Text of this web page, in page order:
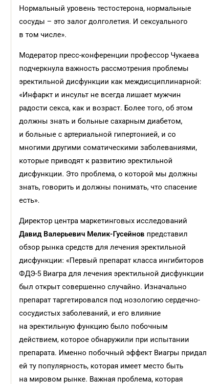
Нормальный уровень тестостерона, нормальные
сосуды – это залог долголетия. И сексуального
в том числе».
Модератор пресс-конференции профессор Чукаева
подчеркнула важность рассмотрения проблемы
эректильной дисфункции как междисциплинарной:
«Инфаркт и инсульт не всегда лишает мужчин
радости секса, как и возраст. Более того, об этом
должны знать и больные сахарным диабетом,
и больные с артериальной гипертонией, и со
многими другими соматическими заболеваниями,
которые приводят к развитию эректильной
дисфункции. Это проблема, о которой мы должны
знать, говорить и должны понимать, что спасение
есть».
Директор центра маркетинговых исследований
Давид Валерьевич Мелик-Гусейнов представил
обзор рынка средств для лечения эректильной
дисфункции: «Первый препарат класса ингибиторов
ФДЭ-5 Виагра для лечения эректильной дисфункции
был открыт совершенно случайно. Изначально
препарат таргетировался под нозологию сердечно-
сосудистых заболеваний, и его влияние
на эректильную функцию было побочным
действием, которое обнаружили при испытании
препарата. Именно побочный эффект Виагры придал
ей ту популярность, которая имеет место быть
на мировом рынке. Важная проблема, которая